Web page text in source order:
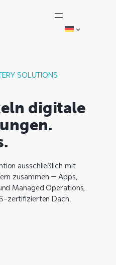
SOLUTIONS
digitale
ausschließlich mit
zusammen – Apps,
Managed Operations,
zertifizierten Dach.